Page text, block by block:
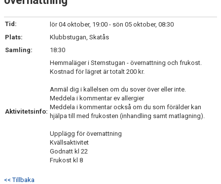
FÖRÄLDRAENGAGEMANG
KALENDER
Tid:
lör 04 oktober, 19:00 - sön 05 oktober, 08:30
Plats:
Klubbstugan, Skatås
Samling:
18:30
Aktivitetsinfo:
Hemmaläger i Sternstugan - övernattning och frukost.
Kostnad för lägret är totalt 200 kr.
Anmäl dig i kallelsen om du sover över eller inte.
Meddela i kommentar ev allergier
Meddela i kommentar också om du som förälder kan
hjälpa till med frukosten (inhandling samt matlagning).
Upplägg för övernattning
Kvällsaktivitet
Godnatt kl 22
Frukost kl 8
<< Tillbaka